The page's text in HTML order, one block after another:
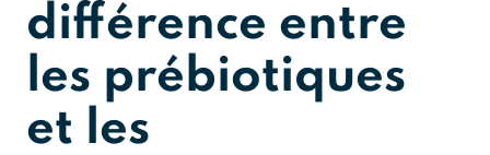
différence entre
les prébiotiques
et les